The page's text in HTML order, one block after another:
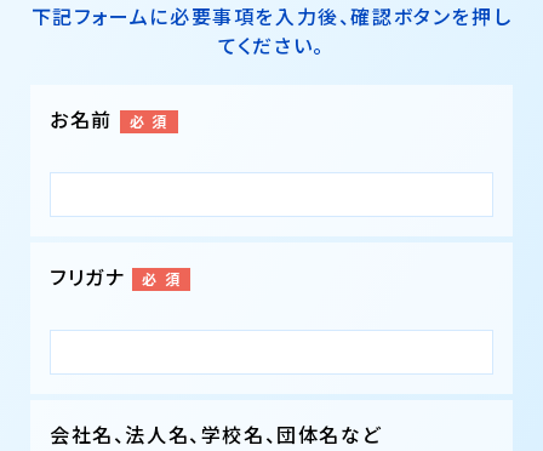
下記フォームに必要事項を入力後、確認ボタンを押し
てください。
お名前
フリガナ
会社名、法人名、学校名、団体名など